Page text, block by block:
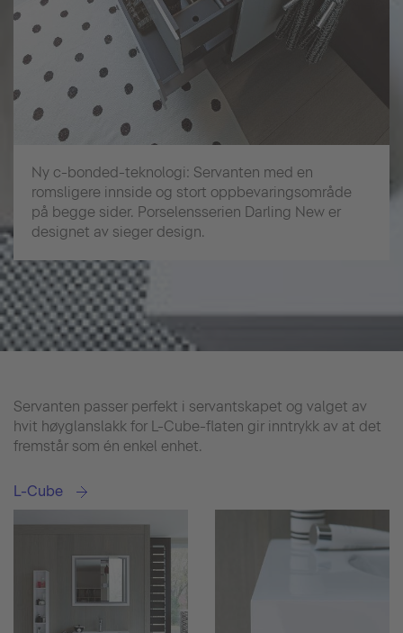
Ny c-bonded-teknologi: Servanten med en
romsligere innside og stort oppbevaringsområde
på begge sider. Porselensserien Darling New er
designet av sieger design.
Servanten passer perfekt i servantskapet og valget av
hvit høyglanslakk for L-Cube-flaten gir inntrykk av at det
fremstår som én enkel enhet.
L-Cube